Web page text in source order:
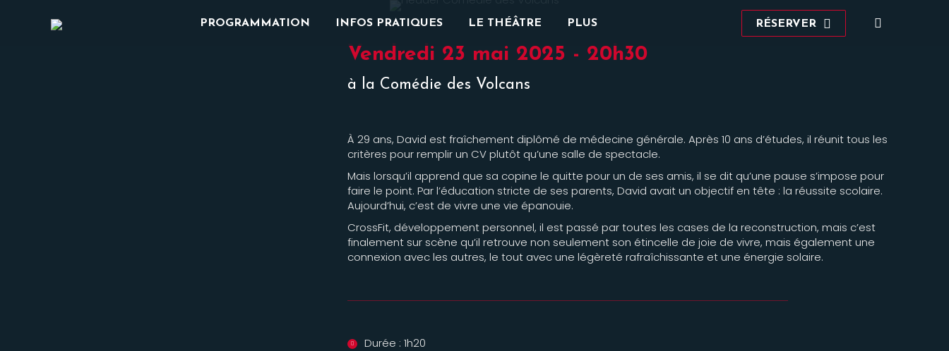
PROGRAMMATION INFOS PRATIQUES LE THÉÂTRE PLUS RÉSERVER
Recherche
Vendredi 23 mai 2025 - 20h30
à la Comédie des Volcans
À 29 ans, David est fraîchement diplômé de médecine générale. Après 10 ans d’études, il réunit tous les
critères pour remplir un CV plutôt qu’une salle de spectacle.
Mais lorsqu’il apprend que sa copine le quitte pour un de ses amis, il se dit qu’une pause s’impose pour
faire le point. Par l’éducation stricte de ses parents, David avait un objectif en tête : la réussite scolaire.
Aujourd’hui, c’est de vivre une vie épanouie.
CrossFit, développement personnel, il est passé par toutes les cases de la reconstruction, mais c’est
finalement sur scène qu’il retrouve non seulement son étincelle de joie de vivre, mais également une
connexion avec les autres, le tout avec une légèreté rafraîchissante et une énergie solaire.
Durée : 1h20